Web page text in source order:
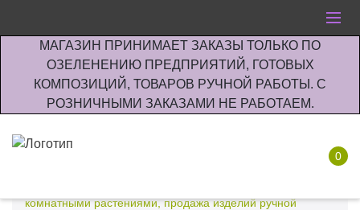
МАГАЗИН ПРИНИМАЕТ ЗАКАЗЫ ТОЛЬКО ПО
ОЗЕЛЕНЕНИЮ ПРЕДПРИЯТИЙ, ГОТОВЫХ
КОМПОЗИЦИЙ, ТОВАРОВ РУЧНОЙ РАБОТЫ. С
РОЗНИЧНЫМИ ЗАКАЗАМИ НЕ РАБОТАЕМ.
0
комнатными растениями, продажа изделий ручной